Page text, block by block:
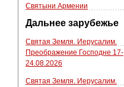
Святыни Армении
Дальнее зарубежье
Святая Земля. Иерусалим.
Преображение Господне 17-
24.08.2026
Святая Земля. Иерусалим.